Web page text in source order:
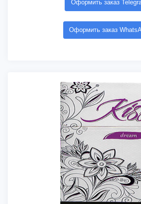
Оформить заказ
Оформить заказ